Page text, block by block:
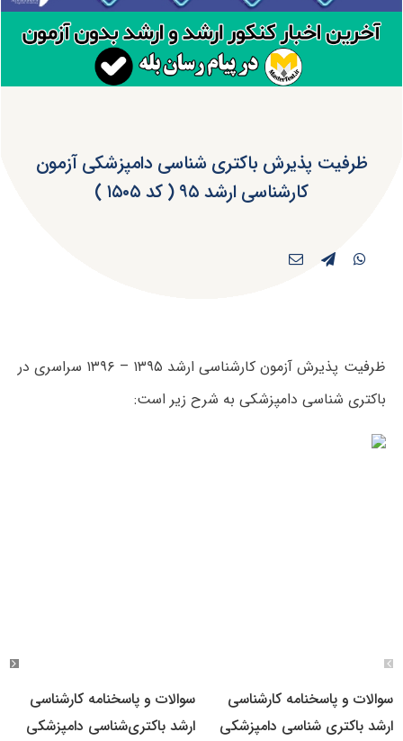
ظرفیت پذیرش باکتری شناسی دامپزشکی آزمون
کارشناسی ارشد ۹۵ ( کد ۱۵۰۵ )
ظرفیت پذیرش آزمون کارشناسی ارشد ۱۳۹۵ – ۱۳۹۶ سراسری در
باکتری شناسی دامپزشکی به شرح زیر است:
سوالات و پاسخنامه کارشناسی
ارشد باکتری شناسی دامپزشکی
سوالات و پاسخنامه کارشناسی
ارشد باکتری‌شناسی دامپزشکی